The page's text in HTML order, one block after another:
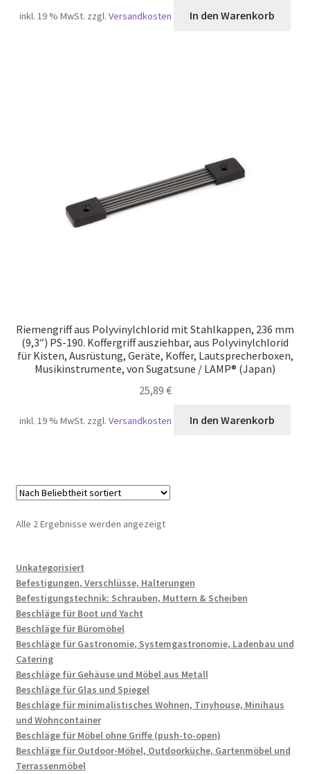
inkl. 19 % MwSt. zzgl.Versandkosten In den Warenkorb
Riemengriff aus Polyvinylchlorid mit Stahlkappen, 236 mm
(9,3″) PS-190. Koffergriff ausziehbar, aus Polyvinylchlorid
für Kisten, Ausrüstung, Geräte, Koffer, Lautsprecherboxen,
Musikinstrumente, von Sugatsune / LAMP® (Japan)
25,89 €
inkl. 19 % MwSt. zzgl.Versandkosten In den Warenkorb
Alle 2 Ergebnisse werden angezeigtNach
Unkategorisiert
Befestigungen, Verschlüsse, Halterungen
Befestigungstechnik: Schrauben, Muttern & Scheiben
Beschläge für Boot und Yacht
Beschläge für Büromöbel
Beschläge für Gastronomie, Systemgastronomie, Ladenbau und
Catering
Beschläge für Gehäuse und Möbel aus Metall
Beschläge für Glas und Spiegel
Beschläge für minimalistisches Wohnen, Tinyhouse, Minihaus
und Wohncontainer
Beschläge für Möbel ohne Griffe (push-to-open)
Beschläge für Outdoor-Möbel, Outdoorküche, Gartenmöbel und
Terrassenmöbel